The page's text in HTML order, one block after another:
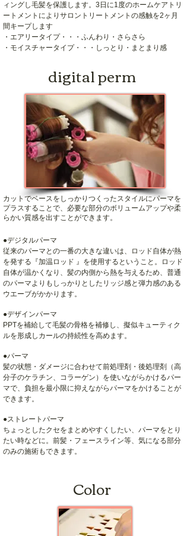
ィングし毛髪を保護します。3日に1度のホームケアトリ
ートメントによりサロントリートメントの感触を2ヶ月
間キープします
・エアリータイプ・・・ふんわり・さらさら
・モイスチャータイプ・・・しっとり・まとまり感
digital perm
カットでベースをしっかりつくったスタイルにパーマを
プラスすることで、必要な部分のボリュームアップや柔
らかい質感を出すことができます。
●デジタルパーマ
従来のパーマとの一番の大きな違いは、ロッド自体が熱
を発する『加温ロッド 』を使用するということ。ロッド
自体が温かくなり、髪の内側から熱を与えるため、普通
のパーマよりもしっかりとしたリッジ感と弾力感のある
ウエーブがかかります。
●デザインパーマ
PPTを補給して毛髪の骨格を補修し、擬似キューティク
ルを形成しカールの持続性を高めます。
●パーマ
髪の状態・ダメージに合わせて前処理剤・後処理剤（高
分子のケラチン、コラーゲン）を使いながらかけるパー
マで、負担を最小限に抑えながらパーマをかけることが
できます。
●ストレートパーマ
ちょっとしたクセをまとめやすくしたい、パーマをとり
たい時などに。前髪・フェースライン等、気になる部分
のみの施術もできます。
Color